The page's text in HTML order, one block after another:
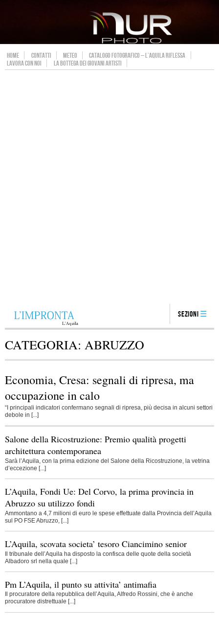
HOME CONTATTI METEO
CATALOGO FOTOGRAFICO – L’AQUILA RIFLESSA
LAVORA CON NOI
LA BOTTEGA DEI GIOVANI ARTISTI
Sezioni
CATEGORIA: ABRUZZO
Economia, Cresa: segnali di ripresa, ma
occupazione in calo
“I principali indicatori confermano segnali di ripresa, più decisa in alcuni settori
debole in [...]
Salone della Ricostruzione: Premio qualità progetti
architettura contemporanea
Sarà l’Aquila, con la prima edizione del Salone della Ricostruzione, la vetrina
d’eccezione [...]
L’Aquila, Fondi Ue: Del Corvo, la prima provincia in
Abruzzo su utilizzo fondi
Ammontano a 4,7 milioni di euro le spese effettuate dalla Provincia dell’Aquila
sul PO FSE Abruzzo, [...]
L’Aquila, scovata societa’ tesoro Ciancimino senior
Il tribunale dell’Aquila ha disposto la confisca delle quote della società
Albadoro srl nella quale [...]
Pm L’Aquila, il punto su attivita’ antimafia
Il procuratore della repubblica dell’Aquila, Alfredo Rossini, che è anche
procuratore distrettuale [...]